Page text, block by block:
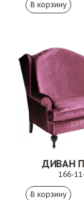
ДИВАН
166-